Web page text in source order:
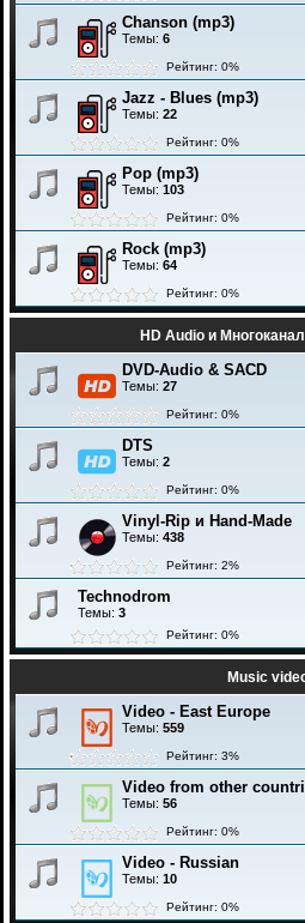
Chanson (mp3)
Темы: 6
Рейтинг: 0%
Jazz - Blues (mp3)
Темы: 22
Рейтинг: 0%
Pop (mp3)
Темы: 103
Рейтинг: 0%
Rock (mp3)
Темы: 64
Рейтинг: 0%
HD Audio и
DVD-Audio & SACD
Темы: 27
Рейтинг: 0%
DTS
Темы: 2
Рейтинг: 0%
Vinyl-Rip и Hand-Made
Темы: 438
Рейтинг: 2%
Technodrom
Темы: 3
Рейтинг: 0%
Music
Video - East Europe
Темы: 559
Рейтинг: 3%
Video from other
Темы: 56
Рейтинг: 0%
Video - Russian
Темы: 10
Рейтинг: 0%